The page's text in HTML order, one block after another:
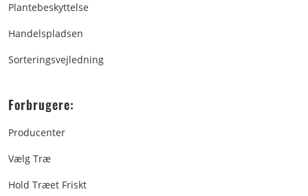
Plantebeskyttelse
Handelspladsen
Sorteringsvejledning
Forbrugere:
Producenter
Vælg Træ
Hold Træet Friskt